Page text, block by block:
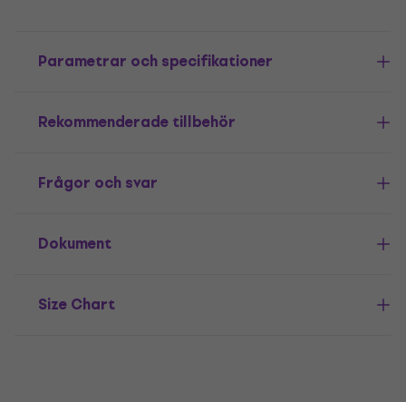
Parametrar och specifikationer
Rekommenderade tillbehör
Frågor och svar
Dokument
Size Chart